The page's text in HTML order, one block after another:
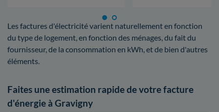
Les factures d'électricité varient naturellement en fonction
du type de logement, en fonction des ménages, du fait du
fournisseur, de la consommation en kWh, et de bien d'autres
éléments.
Faites une estimation rapide de votre facture
d'énergie à Gravigny